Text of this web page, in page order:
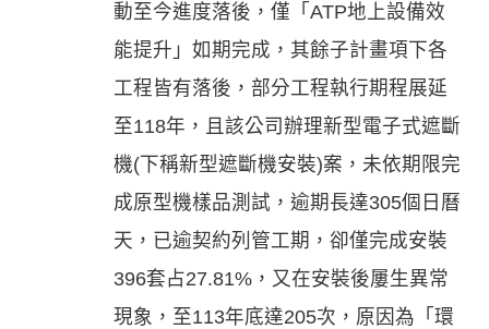
動至今進度落後，僅「ATP地上設備效
能提升」如期完成，其餘子計畫項下各
工程皆有落後，部分工程執行期程展延
至118年，且該公司辦理新型電子式遮斷
機(下稱新型遮斷機安裝)案，未依期限完
成原型機樣品測試，逾期長達305個日曆
天，已逾契約列管工期，卻僅完成安裝
396套占27.81%，又在安裝後屢生異常
現象，至113年底達205次，原因為「環